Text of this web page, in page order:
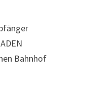
Bahnhof